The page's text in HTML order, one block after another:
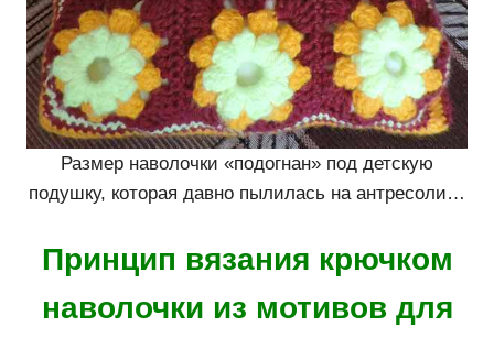
Размер наволочки «подогнан» под детскую
подушку, которая давно пылилась на антресоли…
Принцип вязания крючком
наволочки из мотивов для